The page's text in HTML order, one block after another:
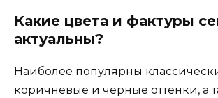
Какие цвета и фактуры
актуальны?
Наиболее популярны
коричневые и черные оттенки, а